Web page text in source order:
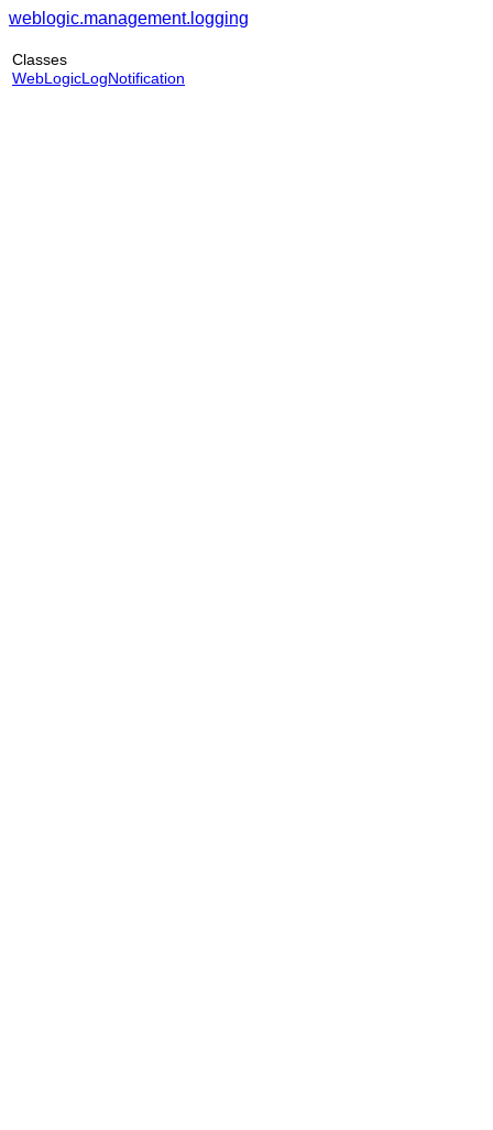
weblogic.management.logging
Classes
WebLogicLogNotification